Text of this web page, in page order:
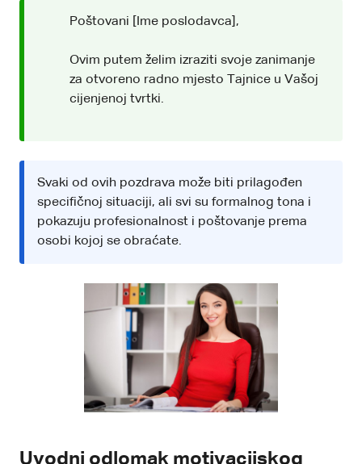
Poštovani [Ime poslodavca],
Ovim putem želim izraziti svoje zanimanje
za otvoreno radno mjesto Tajnice u Vašoj
cijenjenoj tvrtki.
Svaki od ovih pozdrava može biti prilagođen
specifičnoj situaciji, ali svi su formalnog tona i
pokazuju profesionalnost i poštovanje prema
osobi kojoj se obraćate.
Uvodni odlomak motivacijskog